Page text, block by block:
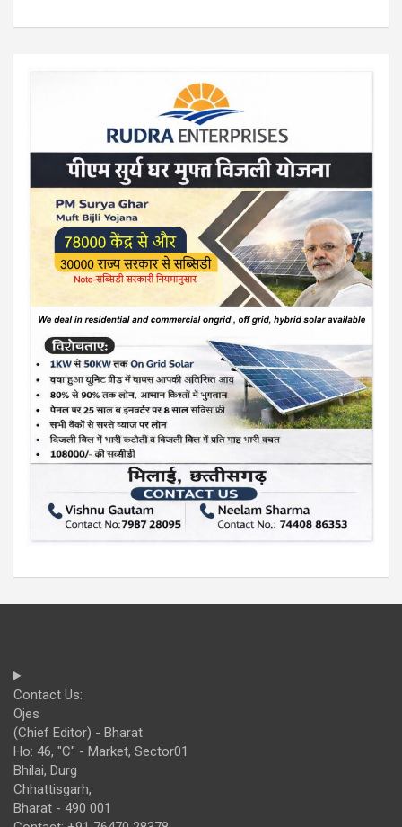
Contact Us:
Ojes
(Chief Editor) - Bharat
Ho: 46, "C" - Market, Sector01
Bhilai, Durg
Chhattisgarh,
Bharat - 490 001